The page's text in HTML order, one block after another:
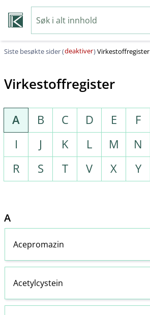
Siste besøkte sider (deaktiver)Virkestoffregister
Virkestoffregister
A B C D E F
I
J K L M N
R
S T V X Y
A
Acepromazin
Acetylcystein